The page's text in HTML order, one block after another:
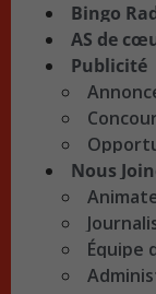
Bingo
AS de
Publicité
Nous
Équipe